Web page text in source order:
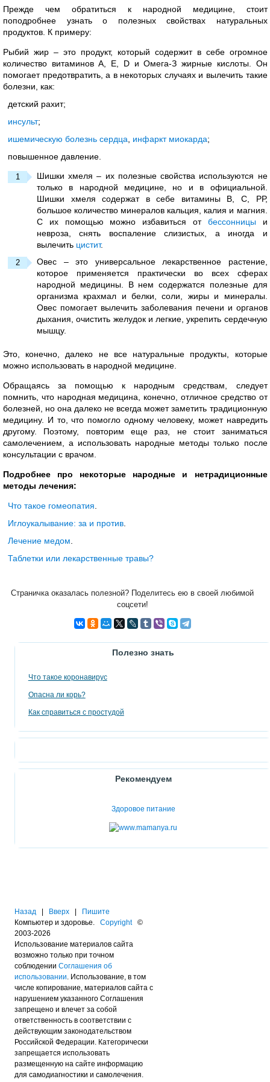
Прежде чем обратиться к народной медицине, стоит
поподробнее узнать о полезных свойствах натуральных
продуктов. К примеру:
Рыбий жир – это продукт, который содержит в себе огромное
количество витаминов А, Е, D и Омега-З жирные кислоты. Он
помогает предотвратить, а в некоторых случаях и вылечить такие
болезни, как:
детский рахит;
инсульт;
ишемическую болезнь сердца
инфаркт миокарда;
повышенное давление.
Шишки хмеля – их полезные свойства используются не
только в народной медицине, но и в официальной.
Шишки хмеля содержат в себе витамины В, С, РР,
большое количество минералов кальция, калия и магния.
С их помощью можно избавиться от бессонницыи
невроза, снять воспаление слизистых, а иногда и
вылечить цистит.
Овес – это универсальное лекарственное растение,
которое применяется практически во всех сферах
народной медицины. В нем содержатся полезные для
организма крахмал и белки, соли, жиры и минералы.
Овес помогает вылечить заболевания печени и органов
дыхания, очистить желудок и легкие, укрепить сердечную
мышцу.
Это, конечно, далеко не все натуральные продукты, которые
можно использовать в народной медицине.
Обращаясь за помощью к народным средствам, следует
помнить, что народная медицина, конечно, отличное средство от
болезней, но она далеко не всегда может заметить традиционную
медицину. И то, что помогло одному человеку, может навредить
другому. Поэтому, повторим еще раз, не стоит заниматься
самолечением, а использовать народные методы только после
консультации с врачом.
Подробнее про некоторые народные и нетрадиционные
методы лечения:
Что такое гомеопатия
Иглоукалывание: за и против
Лечение медом
Таблетки или лекарственные травы?
Страничка оказалась полезной? Поделитесь ею в своей любимой
соцсети!
Полезно знать
Что такое коронавирус
Опасна ли корь?
Как справиться с простудой
Рекомендуем
Здоровое питание
Назад Вверх
Пишите
Компьютер и здоровье. Copyright©
2003-2026
Использование материалов сайта
возможно только при точном
соблюдении Соглашения об
использовании. Использование, в том
числе копирование, материалов сайта с
нарушением указанного Соглашения
запрещено и влечет за собой
ответственность в соответствии с
действующим законодательством
Российской Федерации. Категорически
запрещается использовать
размещенную на сайте информацию
для самодиагностики и самолечения.